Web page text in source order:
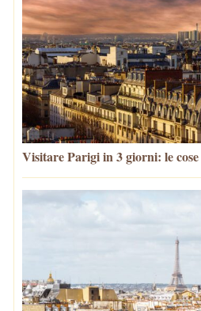
Visitare Parigi in 3 giorni: le